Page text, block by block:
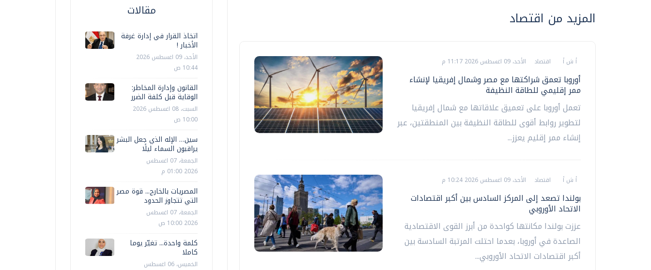
المزيد من اقتصاد
أ ش أ اقتصاد الأحد، 09 اغسطس 2026 11:17 م
أوروبا تعمق شراكتها مع مصر وشمال إفريقيا لإنشاء
ممر إقليمي للطاقة النظيفة
تعمل أوروبا على تعميق علاقاتها مع شمال إفريقيا
لتطوير روابط أقوى للطاقة النظيفة بين المنطقتين، عبر
إنشاء ممر إقليم يعزز...
أ ش أ اقتصاد الأحد، 09 اغسطس 2026 10:24 م
بولندا تصعد إلى المركز السادس بين أكبر اقتصادات
الاتحاد الأوروبي
عززت بولندا مكانتها كواحدة من أبرز القوى الاقتصادية
الصاعدة في أوروبا، بعدما احتلت المرتبة السادسة بين
أكبر اقتصادات الاتحاد الأوروبي...
مقالات
اتخاذ القرار في إدارة غرفة
الأخبار !
الأحد، 09 اغسطس 2026
10:44 ص
القانون وإدارة المخاطر:
الوقاية قبل كلفة الضرر
السبت، 08 اغسطس 2026
10:00 ص
سين… الإله الذي جعل البشر
يراقبون السماء ليلًا
الجمعة، 07 اغسطس
2026 01:00 م
المصريات بالخارج... قوة مصر
التي تتجاوز الحدود
الجمعة، 07 اغسطس
2026 10:00 ص
كلمة واحدة... تغيّر يوما
كاملا
الخميس، 06 اغسطس